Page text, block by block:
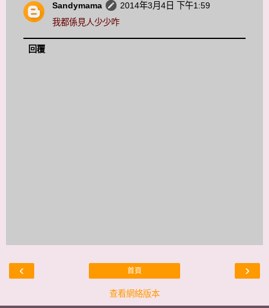
Sandymama
2014年3月4日 下午1:59
我都係見人少少咋
回覆
‹ ›
首頁
查看網絡版本